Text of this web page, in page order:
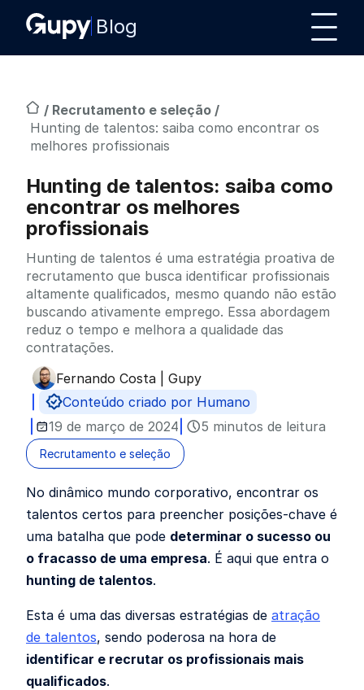
Blog
/ Recrutamento e seleção /
Hunting de talentos: saiba como encontrar os
melhores profissionais
Hunting de talentos: saiba como
encontrar os melhores
profissionais
Hunting de talentos é uma estratégia proativa de
recrutamento que busca identificar profissionais
altamente qualificados, mesmo quando não estão
buscando ativamente emprego. Essa abordagem
reduz o tempo e melhora a qualidade das
contratações.
Publicado por
Fernando Costa | Gupy
Conteúdo criado por Humano
19 de março de 2024
5 minutos de leitura
Recrutamento e seleção
No dinâmico mundo corporativo, encontrar os
talentos certos para preencher posições-chave é
uma batalha que pode determinar o sucesso ou
o fracasso de uma empresa. É aqui que entra o
hunting de talentos.
Esta é uma das diversas estratégias de atração
de talentos, sendo poderosa na hora de
identificar e recrutar os profissionais mais
qualificados.